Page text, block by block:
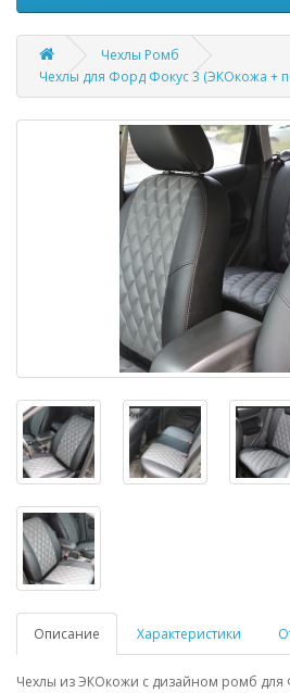
Чехлы Ромб
Чехлы для Форд Фокус 3 (ЭКОкожа +
Описание Характеристики
Чехлы из ЭКОкожи с дизайном ромб для